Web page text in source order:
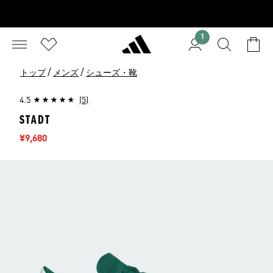
1
トップ / メンズ / シューズ・靴
4.5 (5)
STADT
セール価格
¥9,680